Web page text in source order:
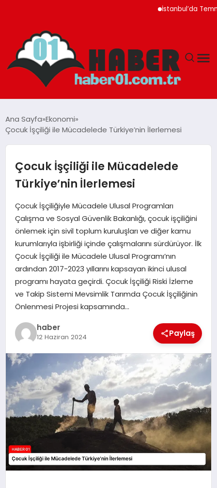
İstanbul’da Temmuz
ADANA
YAŞAM
GÜNDEM
MAGAZIN
TEKNOLOJI
Ana Sayfa Ekonomi
Çocuk İşçiliği ile Mücadelede Türkiye’nin İlerlemesi
Çocuk İşçiliği ile Mücadelede
Türkiye’nin İlerlemesi
Çocuk İşçiliğiyle Mücadele Ulusal Programları
Çalışma ve Sosyal Güvenlik Bakanlığı, çocuk işçiliğini
önlemek için sivil toplum kuruluşları ve diğer kamu
kurumlarıyla işbirliği içinde çalışmalarını sürdürüyor. İlk
Çocuk İşçiliği ile Mücadele Ulusal Programı’nın
ardından 2017-2023 yıllarını kapsayan ikinci ulusal
programı hayata geçirdi. Çocuk İşçiliği Riski İzleme
ve Takip Sistemi Mevsimlik Tarımda Çocuk İşçiliğinin
Önlenmesi Projesi kapsamında…
haber
12 Haziran 2024 Paylaş